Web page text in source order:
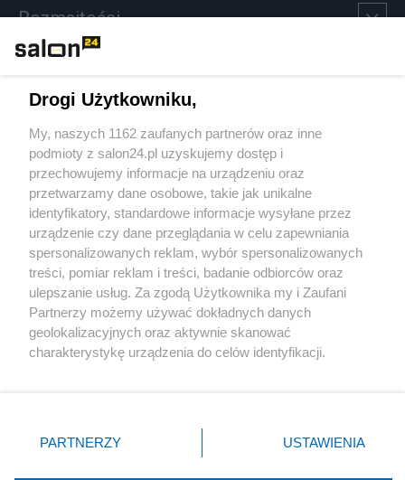
Rozmaitości
Sport
Społeczeństwo
Kultura
X Facebook Instagram Youtube
Drogi Użytkowniku,
My, naszych 1162 zaufanych partnerów oraz inne
podmioty z salon24.pl uzyskujemy dostęp i
przechowujemy informacje na urządzeniu oraz
przetwarzamy dane osobowe, takie jak unikalne
identyfikatory, standardowe informacje wysyłane przez
urządzenie czy dane przeglądania w celu zapewniania
spersonalizowanych reklam, wybór spersonalizowanych
treści, pomiar reklam i treści, badanie odbiorców oraz
ulepszanie usług. Za zgodą Użytkownika my i Zaufani
Partnerzy możemy używać dokładnych danych
geolokalizacyjnych oraz aktywnie skanować
charakterystykę urządzenia do celów identyfikacji.
zmienić/wycofać klikając przycisk ustawień prywatności
znajdujący się w lewym dolnym rogu strony
rodzaje przetwarzania danych nie wymagają zgody
PARTNERZY USTAWIENIA